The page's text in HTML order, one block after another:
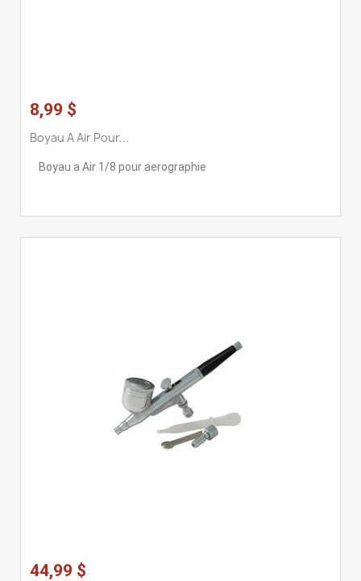
8,99 $
Boyau A Air Pour...
Boyau a Air 1/8 pour aerographie
44,99 $